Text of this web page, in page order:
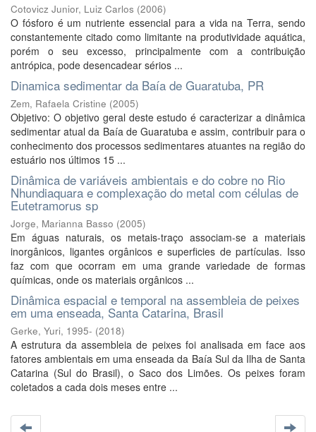
Cotovicz Junior, Luiz Carlos (2006)
O fósforo é um nutriente essencial para a vida na Terra, sendo
constantemente citado como limitante na produtividade aquática,
porém o seu excesso, principalmente com a contribuição
antrópica, pode desencadear sérios ...
Dinamica sedimentar da Baía de Guaratuba, PR
Zem, Rafaela Cristine (2005)
Objetivo: O objetivo geral deste estudo é caracterizar a dinâmica
sedimentar atual da Baía de Guaratuba e assim, contribuir para o
conhecimento dos processos sedimentares atuantes na região do
estuário nos últimos 15 ...
Dinâmica de variáveis ambientais e do cobre no Rio
Nhundiaquara e complexação do metal com células de
Eutetramorus sp
Jorge, Marianna Basso (2005)
Em águas naturais, os metais-traço associam-se a materiais
inorgânicos, ligantes orgânicos e superficies de partículas. Isso
faz com que ocorram em uma grande variedade de formas
químicas, onde os materiais orgânicos ...
Dinâmica espacial e temporal na assembleia de peixes
em uma enseada, Santa Catarina, Brasil
Gerke, Yuri, 1995- (2018)
A estrutura da assembleia de peixes foi analisada em face aos
fatores ambientais em uma enseada da Baía Sul da Ilha de Santa
Catarina (Sul do Brasil), o Saco dos Limões. Os peixes foram
coletados a cada dois meses entre ...